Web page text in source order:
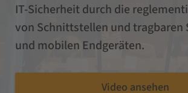
IT-Sicherheit durch die
von Schnittstellen und tragbaren
und mobilen Endgeräten.
Video ansehen